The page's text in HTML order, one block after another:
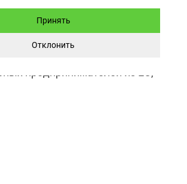
самое важное – это
представителя.
Принять
Отклонить